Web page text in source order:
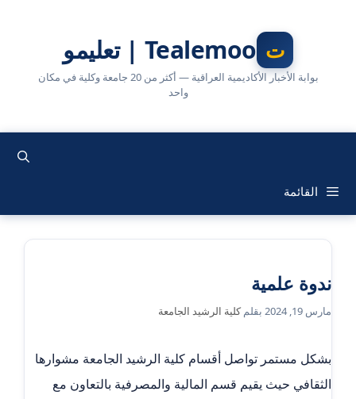
Tealemoo | تعليمو
بوابة الأخبار الأكاديمية العراقية — أكثر من 20 جامعة وكلية في مكان
واحد
القائمة
ندوة علمية
مارس 19, 2024 بقلمكلية الرشيد الجامعة
بشكل مستمر تواصل أقسام كلية الرشيد الجامعة مشوارها
الثقافي حيث يقيم قسم المالية والمصرفية بالتعاون مع